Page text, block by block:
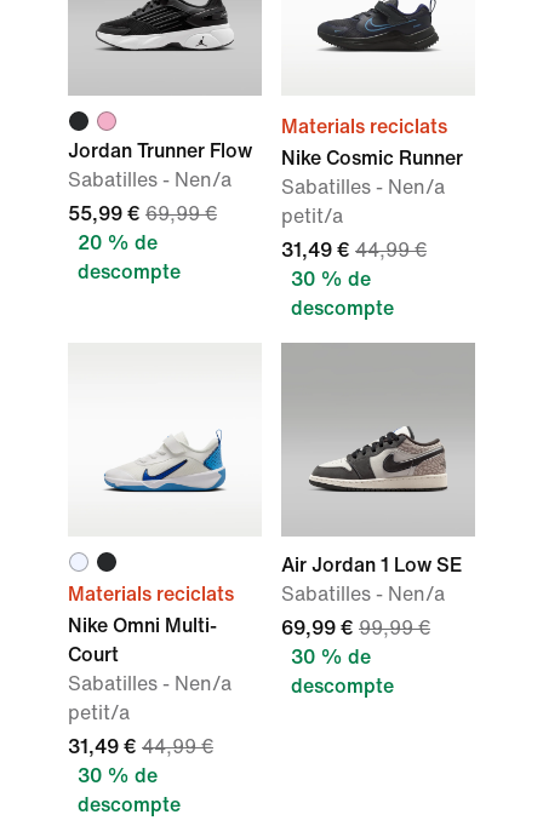
Jordan Trunner Flow
Sabatilles - Nen/a
55,99 € 69,99 €
20 % de
descompte
Materials reciclats
Nike Cosmic Runner
Sabatilles - Nen/a
petit/a
31,49 € 44,99 €
30 % de
descompte
Materials reciclats
Nike Omni Multi-
Court
Sabatilles - Nen/a
petit/a
31,49 € 44,99 €
30 % de
descompte
Air Jordan 1 Low SE
Sabatilles - Nen/a
69,99 € 99,99 €
30 % de
descompte